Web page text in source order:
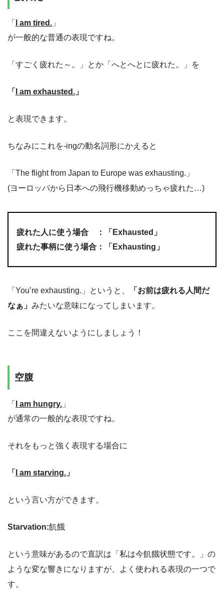
「 I am tired. 」
が一般的な普通の表現ですね。
「すごく疲れた～。」とか「へとへとに疲れた。」を
「 I am exhausted. 」
と表現できます。
ちなみにこれを-ingの動名詞形にかえると
「The flight from Japan to Europe was exhausting.」
(ヨーロッパから日本への飛行機移動めっちゃ疲れた…)
疲れた人に使う場合 ：「Exhausted」
疲れた事柄に使う場合：「Exhausting」
「You’re exhausting.」というと、
「お前は疲れる人間だ
なぁ」 みたいな意味になってしまいます。
ここを間違えないようにしましょう！
空腹
「 I am hungry. 」
が通常の一般的な表現ですね。
それをもっと強く表現する場合に
「 I am starving. 」
という言い方ができます。
Starvation:飢餓
という意味があるので直訳は「私は今飢餓状態です。」の
ような変な響きになりますが、よく使われる表現の一つで
す。